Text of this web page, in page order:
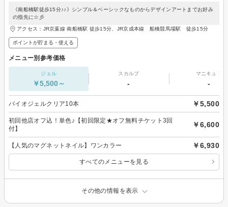
《南船橋駅徒歩15分♪♪》シンプル＆ベーシックなものからデザインアートまでお好み
の指先に☆彡
アクセス：JR京葉線 南船橋駅 徒歩15分、JR京成本線 船橋競馬場駅 徒歩15分
ポイントが貯まる・使える
メニュー別参考価格
ジェル
￥5,500～
スカルプ
-
マニキュア
-
バイオジェルクリア10本 ￥5,500
初回他店オフ込！単色♪【初回限定★オフ無料チケット3回
付】
￥6,600
【人気のマグネットネイル】ワンカラー ￥6,930
すべてのメニューを見る
その他の情報を表示